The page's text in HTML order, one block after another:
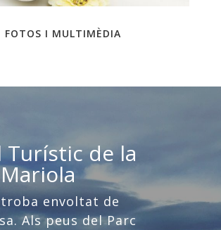
FOTOS I MULTIMÈDIA
Turístic de la
envoltat de
Als peus del Parc